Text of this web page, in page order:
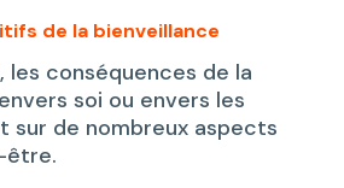
de la bienveillance
les conséquences de la
soi ou envers les
sur de nombreux aspects
être.